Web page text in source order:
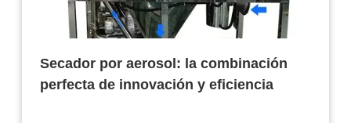
Secador por aerosol: la combinación
perfecta de innovación y eficiencia